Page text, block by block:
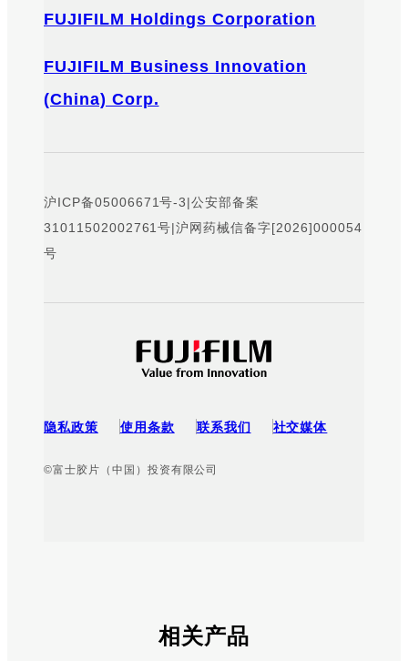
FUJIFILM Holdings Corporation
FUJIFILM Business Innovation
(China) Corp.
沪ICP备05006671号-3|公安部备案
31011502002761号|沪网药械信备字[2026]000054
号
隐私政策 使用条款 联系我们 社交媒体
©富士胶片（中国）投资有限公司
相关产品